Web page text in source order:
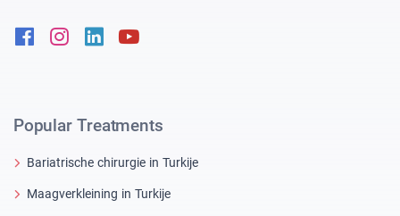
FacebookInstagram
Linkedin
Popular Treatments
Bariatrische chirurgie in Turkije
Maagverkleining in Turkije